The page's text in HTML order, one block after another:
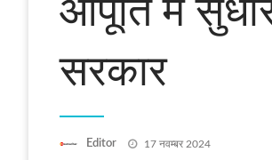
आपूर्ति में
सरकार
Editor
Posted
17 नवम्बर 2024